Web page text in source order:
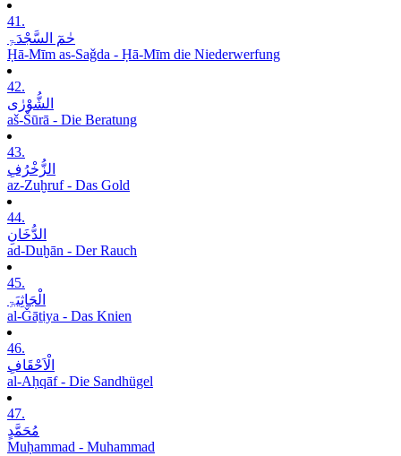
41.
حٰمٓ السَّجْدَۃِ
Ḥā-Mīm as-Saǧda - Ḥā-Mīm die Niederwerfung
42.
الشُّوْرٰی
aš-Šūrā - Die Beratung
43.
الزُّخْرُفِ
az-Zuḫruf - Das Gold
44.
الدُّخَانِ
ad-Duḫān - Der Rauch
45.
الْجَاثِیَۃِ
al-Ǧāṯiya - Das Knien
46.
الْاَحْقَافِ
al-Aḥqāf - Die Sandhügel
47.
مُحَمَّدٍ
Muḥammad - Muhammad